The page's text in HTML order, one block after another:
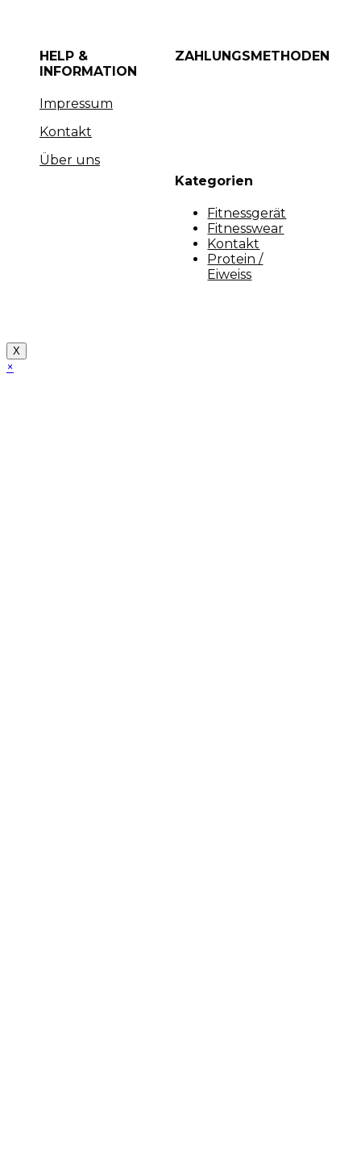
HELP &
INFORMATION
Impressum
Kontakt
Über uns
ZAHLUNGSMETHODEN
Kategorien
Fitnessgerät
Fitnesswear
Kontakt
Protein /
Eiweiss
X
×